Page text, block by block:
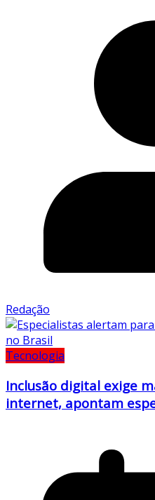
Redação
Tecnologia
Inclusão digital exige
internet, apontam